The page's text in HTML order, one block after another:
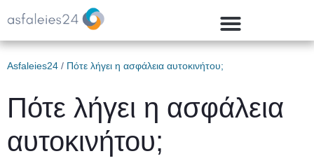
Asfaleies24 / Πότε λήγει η ασφάλεια αυτοκινήτου;
Πότε λήγει η ασφάλεια
αυτοκινήτου;